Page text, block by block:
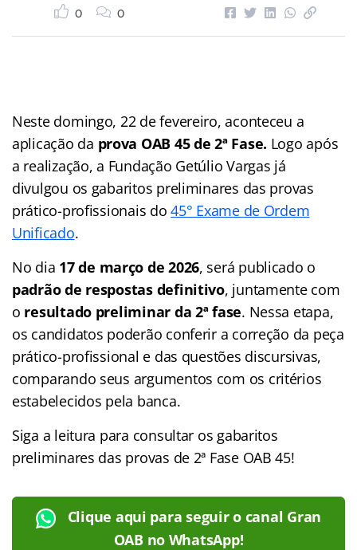
0 0
Neste domingo, 22 de fevereiro, aconteceu a
aplicação da prova OAB 45 de 2ª Fase. Logo após
a realização, a Fundação Getúlio Vargas já
divulgou os gabaritos preliminares das provas
prático-profissionais do45° Exame de Ordem
Unificado.
No dia 17 de março de 2026, será publicado o
padrão de respostas definitivo, juntamente com
o resultado preliminar da 2ª fase. Nessa etapa,
os candidatos poderão conferir a correção da peça
prático-profissional e das questões discursivas,
comparando seus argumentos com os critérios
estabelecidos pela banca.
Siga a leitura para consultar os gabaritos
preliminares das provas de 2ª Fase OAB 45!
Clique aqui para seguir o canal Gran
OAB no WhatsApp!